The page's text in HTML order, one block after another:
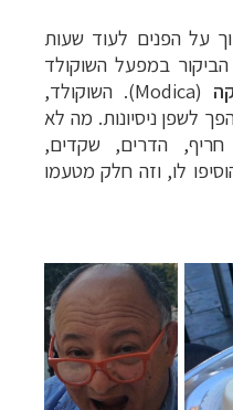
על הפנים לעוד שעות
במפעל השוקולד
(
Modica). השוקולד,
לשפן ניסיונות. מה לא
הדרים, שקדים,
לו, וזה חלק מטעמו